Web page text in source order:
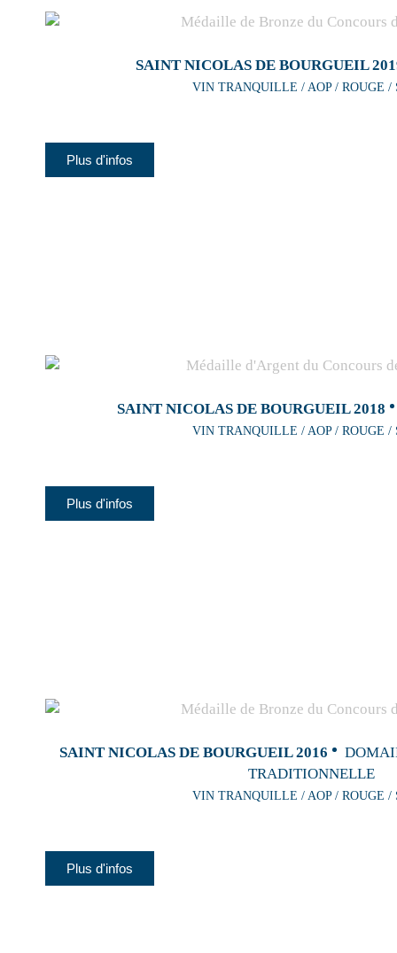
SAINT NICOLAS DE BOURGUEIL
VIN TRANQUILLE / AOP / ROUGE /
Plus d'infos
SAINT NICOLAS DE BOURGUEIL 2018
VIN TRANQUILLE / AOP / ROUGE /
Plus d'infos
SAINT NICOLAS DE BOURGUEIL 2016
TRADITIONNELLE
VIN TRANQUILLE / AOP / ROUGE /
Plus d'infos